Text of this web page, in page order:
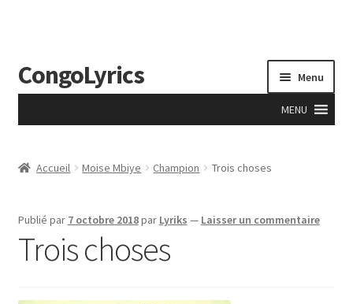
Aller
à
navigation
Aller
au
CongoLyrics Menu
MENU
Accueil
Accueil Moise Mbiye Champion Trois choses
Publié par 7 octobre 2018par Lyriks — Laisser un commentaire
Trois choses